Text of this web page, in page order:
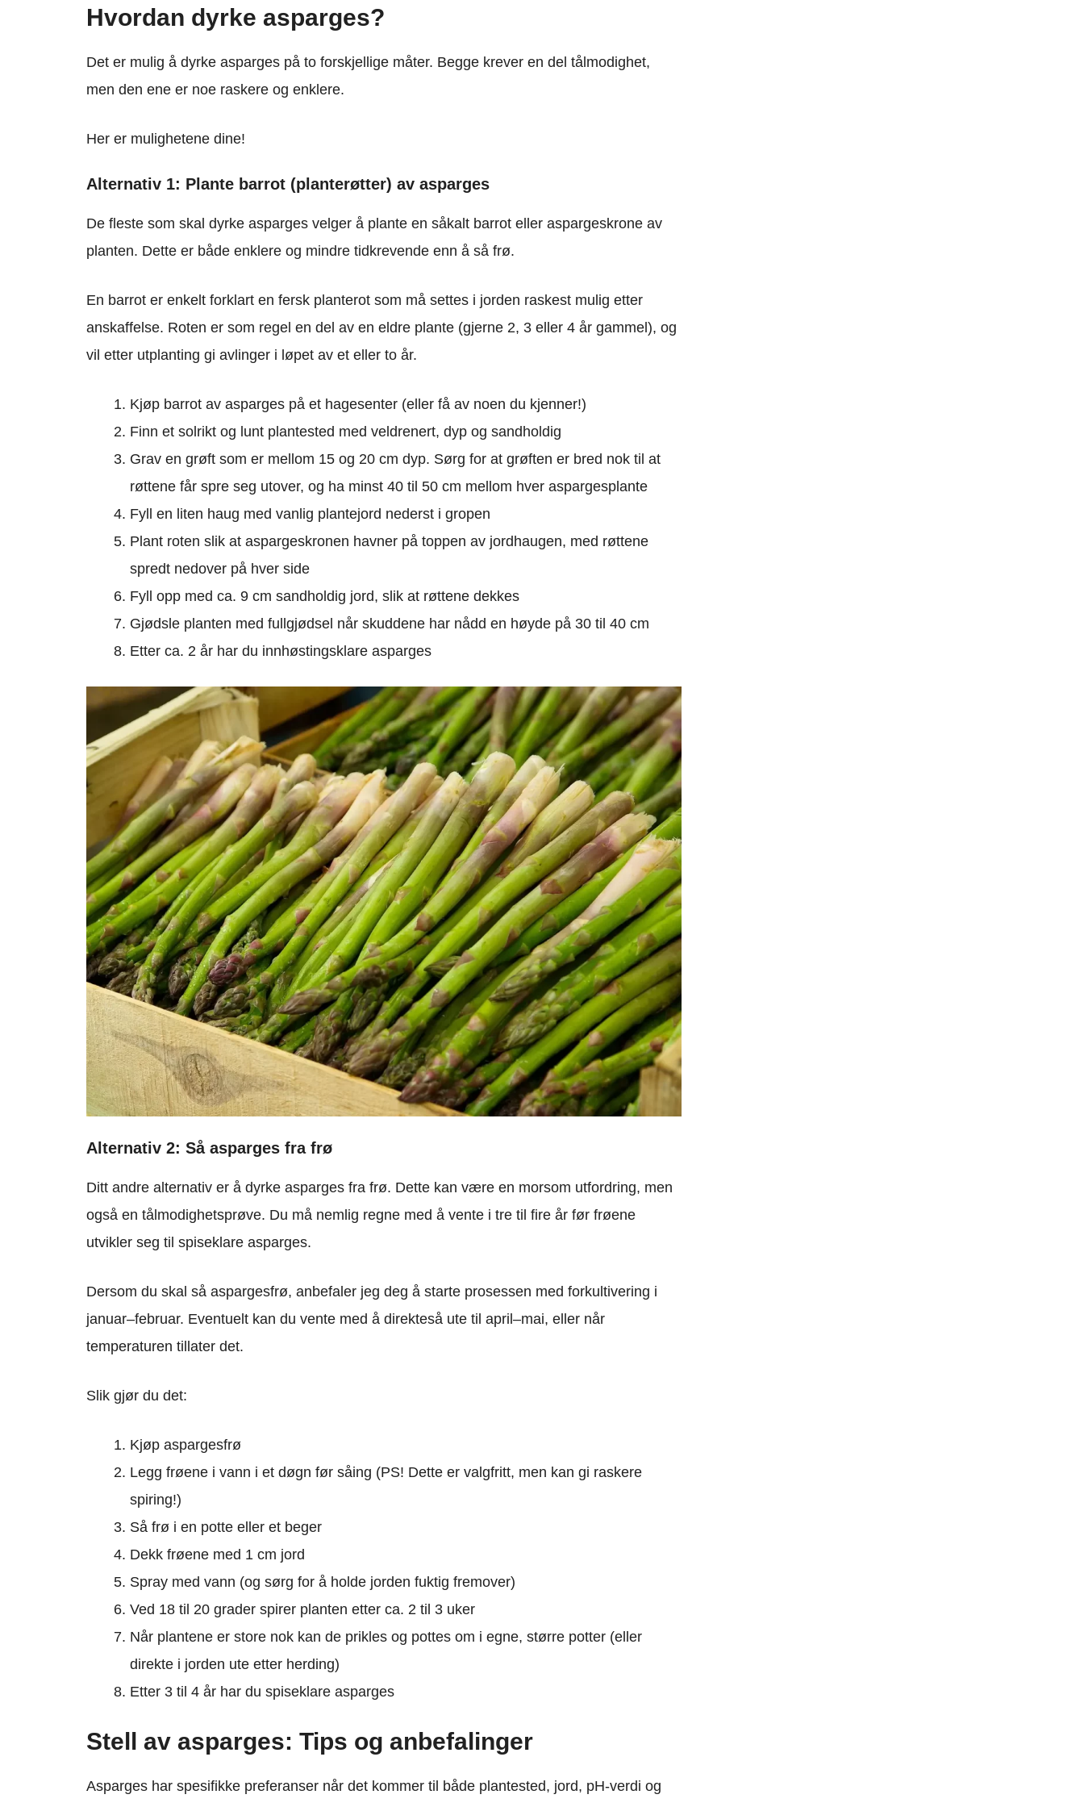
Hvordan dyrke asparges?
Det er mulig å dyrke asparges på to forskjellige måter. Begge krever en del tålmodighet,
men den ene er noe raskere og enklere.
Her er mulighetene dine!
Alternativ 1: Plante barrot (planterøtter) av asparges
De fleste som skal dyrke asparges velger å plante en såkalt barrot eller aspargeskrone av
planten. Dette er både enklere og mindre tidkrevende enn å så frø.
En barrot er enkelt forklart en fersk planterot som må settes i jorden raskest mulig etter
anskaffelse. Roten er som regel en del av en eldre plante (gjerne 2, 3 eller 4 år gammel), og
vil etter utplanting gi avlinger i løpet av et eller to år.
Kjøp barrot av asparges på et hagesenter (eller få av noen du kjenner!)
Finn et solrikt og lunt plantested med veldrenert, dyp og sandholdig
Grav en grøft som er mellom 15 og 20 cm dyp. Sørg for at grøften er bred nok til at
røttene får spre seg utover, og ha minst 40 til 50 cm mellom hver aspargesplante
Fyll en liten haug med vanlig plantejord nederst i gropen
Plant roten slik at aspargeskronen havner på toppen av jordhaugen, med røttene
spredt nedover på hver side
Fyll opp med ca. 9 cm sandholdig jord, slik at røttene dekkes
Gjødsle planten med fullgjødsel når skuddene har nådd en høyde på 30 til 40 cm
Etter ca. 2 år har du innhøstingsklare asparges
Alternativ 2: Så asparges fra frø
Ditt andre alternativ er å dyrke asparges fra frø. Dette kan være en morsom utfordring, men
også en tålmodighetsprøve. Du må nemlig regne med å vente i tre til fire år før frøene
utvikler seg til spiseklare asparges.
Dersom du skal så aspargesfrø, anbefaler jeg deg å starte prosessen med forkultivering i
januar–februar. Eventuelt kan du vente med å direkteså ute til april–mai, eller når
temperaturen tillater det.
Slik gjør du det:
Kjøp aspargesfrø
Legg frøene i vann i et døgn før såing (PS! Dette er valgfritt, men kan gi raskere
spiring!)
Så frø i en potte eller et beger
Dekk frøene med 1 cm jord
Spray med vann (og sørg for å holde jorden fuktig fremover)
Ved 18 til 20 grader spirer planten etter ca. 2 til 3 uker
Når plantene er store nok kan de prikles og pottes om i egne, større potter (eller
direkte i jorden ute etter herding)
Etter 3 til 4 år har du spiseklare asparges
Stell av asparges: Tips og anbefalinger
Asparges har spesifikke preferanser når det kommer til både plantested, jord, pH-verdi og